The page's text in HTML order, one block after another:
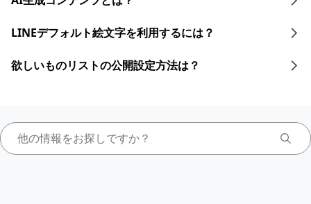
LINEデフォルト絵文字を利用するには？
欲しいものリストの公開設定方法は？